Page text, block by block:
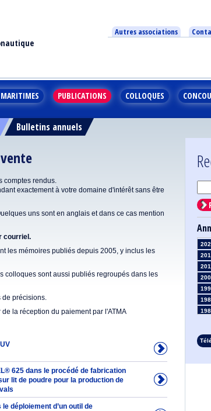
Autres associations
PUBLICATIONS COLLOQUES
Bulletins annuels
comptes rendus.
exactement à votre domaine d'intérêt sans être
uns sont en anglais et dans ce cas mention
courriel.
les mémoires publiés depuis 2005, y inclus les
colloques sont aussi publiés regroupés dans les
de précisions.
la réception du paiement par l'ATMA
625 dans le procédé de fabrication
lit de poudre pour la production de
déploiement d’un outil de